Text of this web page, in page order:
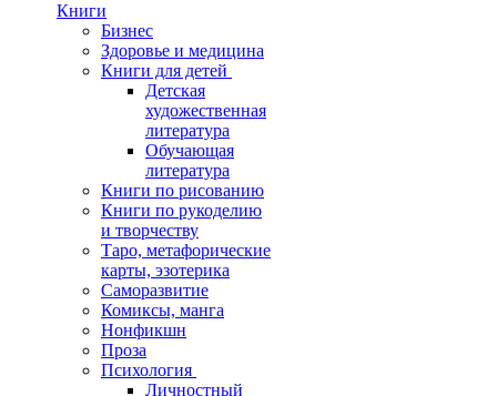
Книги
Бизнес
Здоровье и медицина
Книги для детей
Детская
художественная
литература
Обучающая
литература
Книги по рисованию
Книги по рукоделию
и творчеству
Таро, метафорические
карты, эзотерика
Саморазвитие
Комиксы, манга
Нонфикшн
Проза
Психология
Личностный